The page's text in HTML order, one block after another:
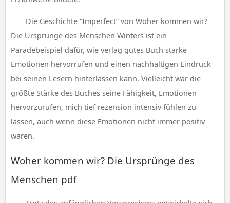
Die Geschichte “Imperfect” von Woher kommen wir?
Die Ursprünge des Menschen Winters ist ein
Paradebeispiel dafür, wie verlag gutes Buch starke
Emotionen hervorrufen und einen nachhaltigen Eindruck
bei seinen Lesern hinterlassen kann. Vielleicht war die
größte Stärke des Buches seine Fähigkeit, Emotionen
hervorzurufen, mich tief rezension intensiv fühlen zu
lassen, auch wenn diese Emotionen nicht immer positiv
waren.
Woher kommen wir? Die Ursprünge des
Menschen pdf